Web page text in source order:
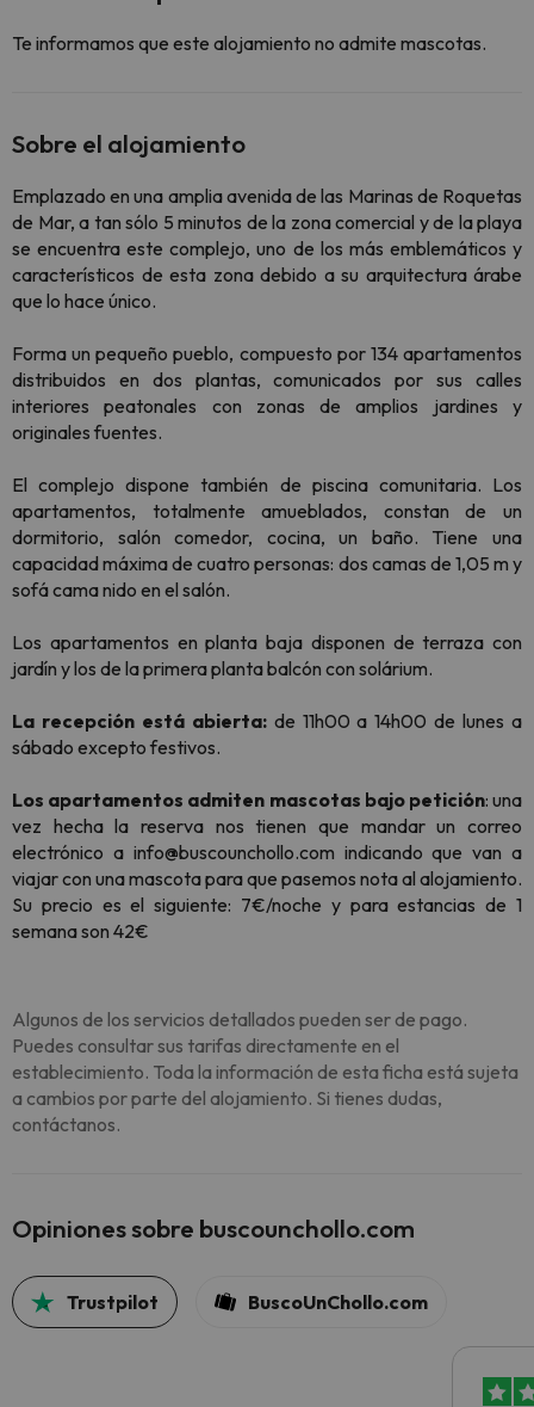
Te informamos que este alojamiento no admite mascotas.
Sobre el alojamiento
Emplazado en una amplia avenida de las Marinas de Roquetas
de Mar, a tan sólo 5 minutos de la zona comercial y de la playa
se encuentra este complejo, uno de los más emblemáticos y
característicos de esta zona debido a su arquitectura árabe
que lo hace único.
Forma un pequeño pueblo, compuesto por 134 apartamentos
distribuidos en dos plantas, comunicados por sus calles
interiores peatonales con zonas de amplios jardines y
originales fuentes.
El complejo dispone también de piscina comunitaria. Los
apartamentos, totalmente amueblados, constan de un
dormitorio, salón comedor, cocina, un baño. Tiene una
capacidad máxima de cuatro personas: dos camas de 1,05 m y
sofá cama nido en el salón.
Los apartamentos en planta baja disponen de terraza con
jardín y los de la primera planta balcón con solárium.
La recepción está abierta: de 11h00 a 14h00 de lunes a
sábado excepto festivos.
Los apartamentos admiten mascotas bajo petición: una
vez hecha la reserva nos tienen que mandar un correo
electrónico a info@buscounchollo.com indicando que van a
viajar con una mascota para que pasemos nota al alojamiento.
Su precio es el siguiente: 7€/noche y para estancias de 1
semana son 42€
Algunos de los servicios detallados pueden ser de pago.
Puedes consultar sus tarifas directamente en el
establecimiento. Toda la información de esta ficha está sujeta
a cambios por parte del alojamiento. Si tienes dudas,
contáctanos.
Opiniones sobre buscounchollo.com
Trustpilot BuscoUnChollo.com